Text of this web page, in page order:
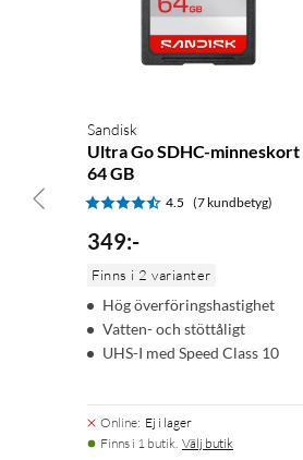
Sandisk
Ultra Go SDHC-minneskort
64 GB
4.5 (7 kundbetyg)
349:-
Finns i 2 varianter
Hög överföringshastighet
Vatten- och stöttåligt
UHS-I med Speed Class 10
Online: Ej i lager
Finns i 1 butik. Välj butik